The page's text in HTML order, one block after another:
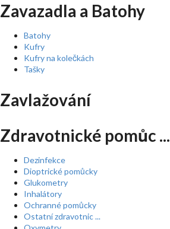
Zavazadla a Batohy
Batohy
Kufry
Kufry na kolečkách
Tašky
Zavlažování
Zdravotnické pomůc ...
Dezinfekce
Dioptrické pomůcky
Glukometry
Inhalátory
Ochranné pomůcky
Ostatní zdravotnic ...